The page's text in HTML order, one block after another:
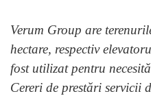
Verum Group are
hectare, respectiv
fost utilizat pentru
Cereri de prestări servicii